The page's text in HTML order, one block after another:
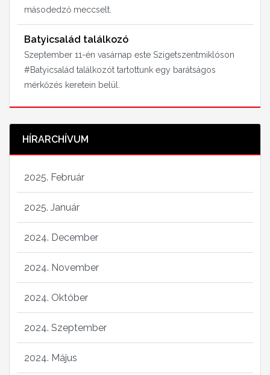
másodedző meccselt.
Batyicsalád találkozó
Szeptember 11-én vasárnap este Szigetszentmiklóson
#Batyicsalád találkozót tartottunk egy barátságos
mérkőzés keretein belül.
HÍRARCHÍVUM
2025. Február
2025. Január
2024. December
2024. November
2024. Október
2024. Szeptember
2024. Május